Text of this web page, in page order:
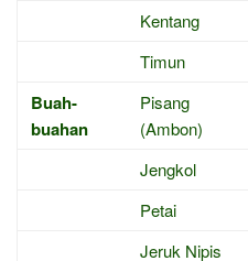
Kentang
Timun
Buah-
buahan
Pisang
(Ambon)
Jengkol
Petai
Jeruk Nipis